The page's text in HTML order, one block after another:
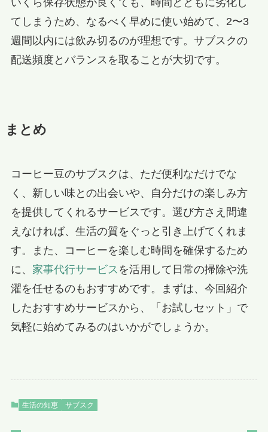
いくら保存状態が良くても、時間とともに劣化し
てしまうため、なるべく早めに使い始めて、2〜3
週間以内には飲み切るのが理想です。サブスクの
配送頻度とバランスを取ることが大切です。
まとめ
コーヒー豆のサブスクは、ただ便利なだけでな
く、新しい味との出会いや、自分だけの楽しみ方
を提供してくれるサービスです。選び方さえ間違
えなければ、生活の質をぐっと引き上げてくれま
す。また、コーヒーを楽しむ時間を確保するため
に、 家事代行サービス を活用して日常の掃除や洗
濯を任せるのもおすすめです。まずは、今回紹介
したおすすめサービスから、「お試しセット」で
気軽に始めてみるのはいかがでしょうか。
生活の知恵 サブスク